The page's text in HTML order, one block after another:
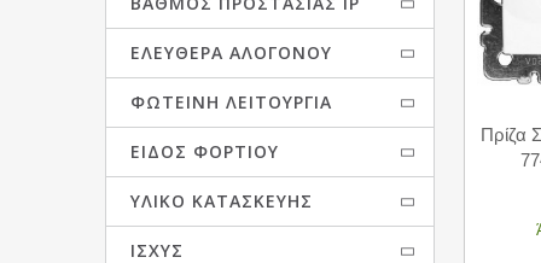
ΕΛΕΎΘΕΡΑ ΑΛΟΓΌΝΟΥ
ΦΩΤΕΙΝΉ ΛΕΙΤΟΥΡΓΊΑ
ΕΊΔΟΣ ΦΟΡΤΊΟΥ
ΥΛΙΚΌ ΚΑΤΑΣΚΕΥΉΣ
ΙΣΧΎΣ
Πρίζα